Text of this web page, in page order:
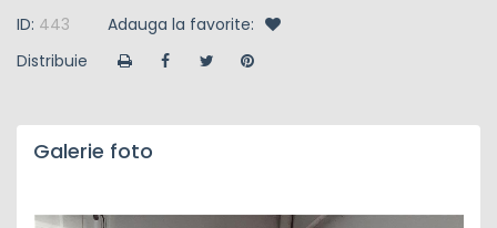
ID: 443
Adauga la favorite:
Distribuie
Galerie foto